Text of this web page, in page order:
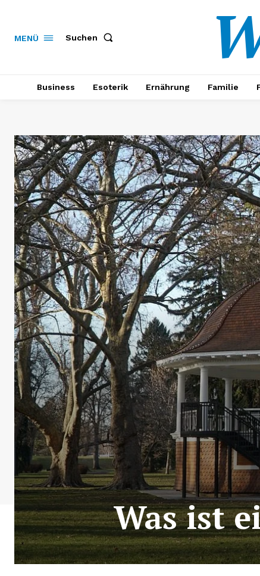
MENÜ Suchen
Business Esoterik Ernährung Familie
Was ist